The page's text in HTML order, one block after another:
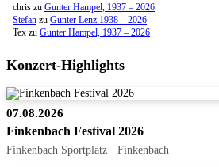
chris zu Gunter Hampel, 1937 – 2026
Stefan zu Günter Lenz 1938 – 2026
Tex zu Gunter Hampel, 1937 – 2026
Konzert-Highlights
07.08.2026
Finkenbach Festival 2026
Finkenbach Sportplatz · Finkenbach